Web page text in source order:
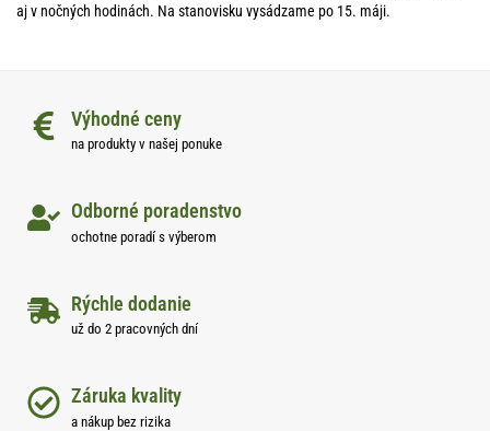
aj v nočných hodinách. Na stanovisku vysádzame po 15. máji.
Výhodné ceny
na produkty v našej ponuke
Odborné poradenstvo
ochotne poradí s výberom
Rýchle dodanie
už do 2 pracovných dní
Záruka kvality
a nákup bez rizika